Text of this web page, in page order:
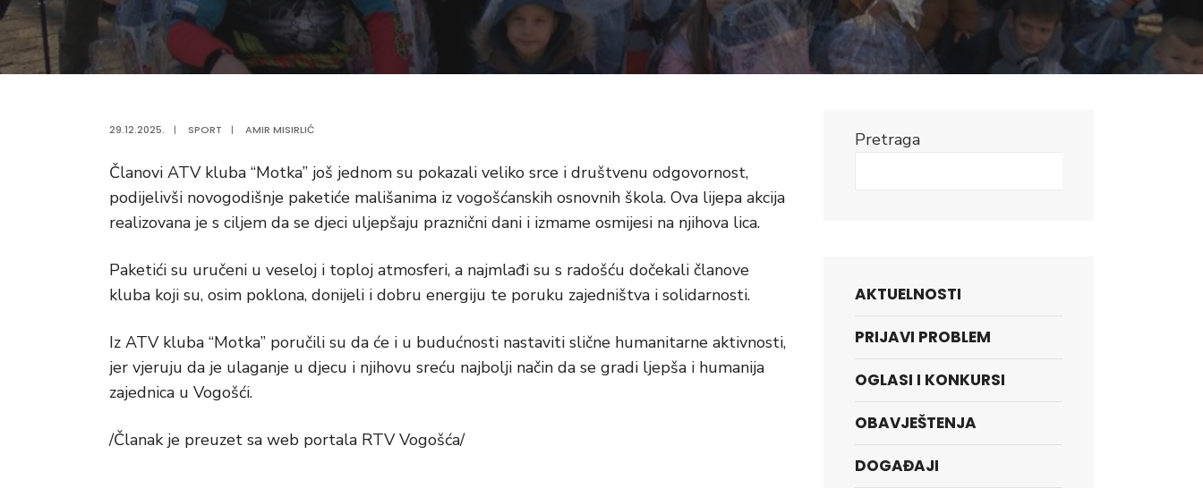
29.12.2025. | SPORT | AMIR MISIRLIĆ
Članovi ATV kluba “Motka” još jednom su pokazali veliko srce i društvenu odgovornost,
podijelivši novogodišnje paketiće mališanima iz vogošćanskih osnovnih škola. Ova lijepa akcija
realizovana je s ciljem da se djeci uljepšaju praznični dani i izmame osmijesi na njihova lica.
Paketići su uručeni u veseloj i toploj atmosferi, a najmlađi su s radošću dočekali članove
kluba koji su, osim poklona, donijeli i dobru energiju te poruku zajedništva i solidarnosti.
Iz ATV kluba “Motka” poručili su da će i u budućnosti nastaviti slične humanitarne aktivnosti,
jer vjeruju da je ulaganje u djecu i njihovu sreću najbolji način da se gradi ljepša i humanija
zajednica u Vogošći.
/Članak je preuzet sa web portala RTV Vogošća/
Pretraga
AKTUELNOSTI
PRIJAVI PROBLEM
OGLASI I KONKURSI
OBAVJEŠTENJA
DOGAĐAJI